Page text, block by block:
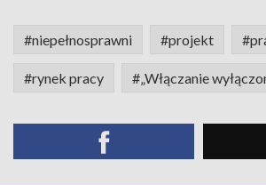
#niepełnosprawni #projekt
#rynek pracy #„Włączanie